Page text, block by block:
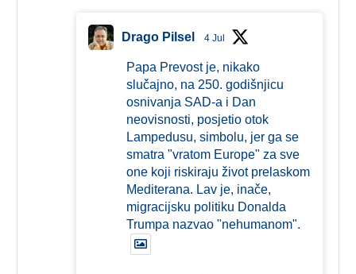
Drago Pilsel 4 Jul
Papa Prevost je, nikako
slučajno, na 250. godišnjicu
osnivanja SAD-a i Dan
neovisnosti, posjetio otok
Lampedusu, simbolu, jer ga se
smatra "vratom Europe" za sve
one koji riskiraju život prelaskom
Mediterana. Lav je, inače,
migracijsku politiku Donalda
Trumpa nazvao "nehumanom".